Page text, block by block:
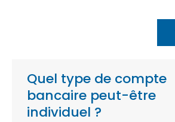
Quel type de compte
bancaire peut-être
individuel ?